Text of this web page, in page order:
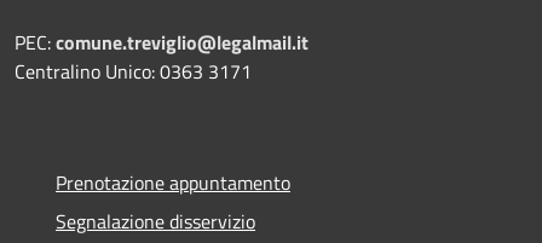
PEC:comune.treviglio@legalmail.it
Centralino Unico: 0363 3171
Prenotazione appuntamento
Segnalazione disservizio